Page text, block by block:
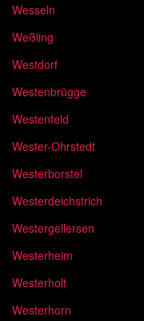
Wesseln
Weßling
Westdorf
Westenbrügge
Westenfeld
Wester-Ohrstedt
Westerborstel
Westerdeichstrich
Westergellersen
Westerheim
Westerholt
Westerhorn